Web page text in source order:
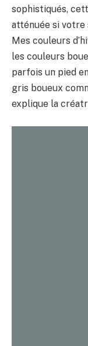
sophistiqués,
atténuée si
Mes couleurs
les couleurs
parfois un pied
gris boueux
explique la